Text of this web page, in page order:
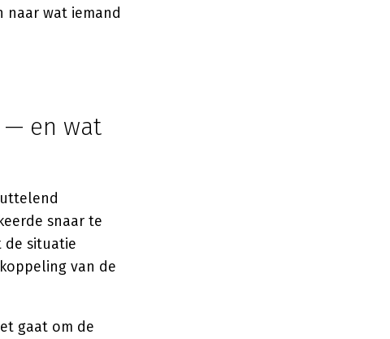
naar wat iemand
— en wat
snaar te
de situatie
van de
gaat om de